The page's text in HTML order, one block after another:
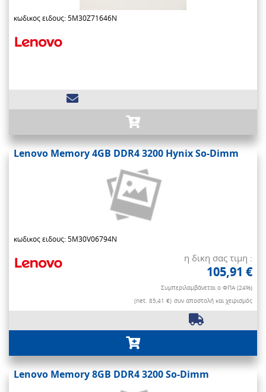
κωδικος ειδους: 5M30Z71646N
Lenovo Memory 4GB DDR4 3200 Hynix So-Dimm
κωδικος ειδους: 5M30V06794N
η δικη σας τιμη :
105,91 €
Συμπεριλαμβάνεται ο ΦΠΑ (24%)
(net. 85,41 €) συν αποστολή και χειρισμός
Lenovo Memory 8GB DDR4 3200 So-Dimm